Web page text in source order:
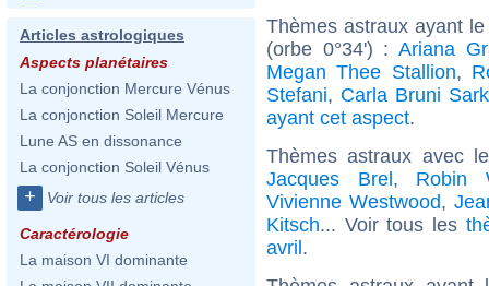
Articles astrologiques
Aspects planétaires
La conjonction Mercure Vénus
La conjonction Soleil Mercure
Lune AS en dissonance
La conjonction Soleil Vénus
+ Voir tous les articles
Caractérologie
La maison VI dominante
Thèmes astraux ayant
(orbe 0°34') : Ariana
Megan Thee Stallion,
Stefani, Carla Bruni
ayant cet aspect.
Thèmes astraux avec
Jacques Brel, Robin
Vivienne Westwood,
Kitsch... Voir tous les
avril.